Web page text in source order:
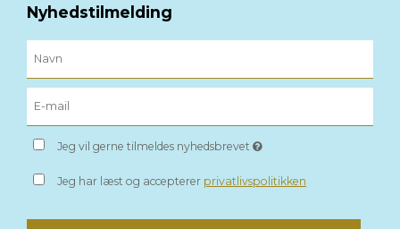
Nyhedstilmelding
Jeg vil gerne tilmeldes nyhedsbrevet
Jeg har læst og accepterer privatlivspolitikken